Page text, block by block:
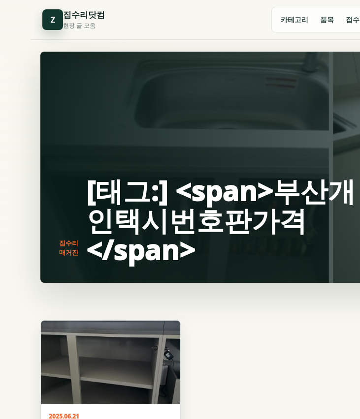
Z 집수리닷컴
현장 글 모음
카테고리 품목 접수
집수리
매거진
[태그:] <span>부산개
인택시번호판가격
</span>
2025.06.21